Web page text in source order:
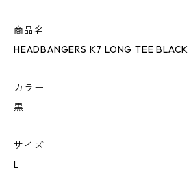
商品名
HEADBANGERS K7 LONG TEE
カラー
黒
サイズ
L